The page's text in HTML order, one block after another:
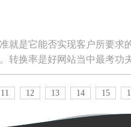
就是它能否实现客户所要求
转换率是好网站当中最考功
11 12 13 14 15